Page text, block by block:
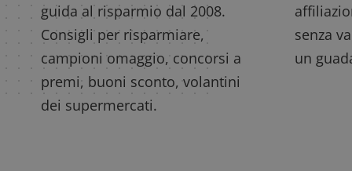
guida al risparmio dal 2008.
Consigli per risparmiare,
campioni omaggio, concorsi a
premi, buoni sconto, volantini
dei supermercati.
senza
un